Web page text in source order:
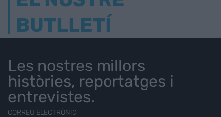
BUTLLETÍ
Les nostres millors
històries, reportatges i
entrevistes.
CORREU ELECTRÒNIC